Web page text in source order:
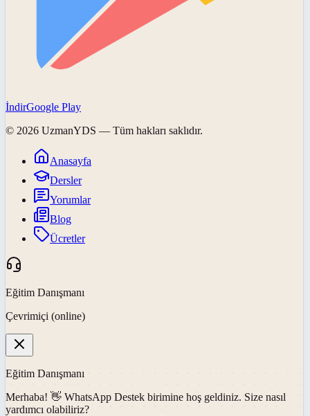
İndirGoogle Play
© 2026 UzmanYDS — Tüm hakları saklıdır.
Anasayfa
Dersler
Yorumlar
Blog
Ücretler
Eğitim Danışmanı
Çevrimiçi (online)
Eğitim Danışmanı
Merhaba! 👋 WhatsApp Destek birimine hoş geldiniz. Size nasıl
yardımcı olabiliriz?